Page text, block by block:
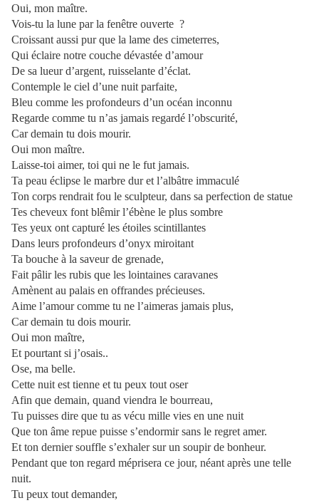
Oui, mon maître.
Vois-tu la lune par la fenêtre ouverte ?
Croissant aussi pur que la lame des cimeterres,
Qui éclaire notre couche dévastée d’amour
De sa lueur d’argent, ruisselante d’éclat.
Contemple le ciel d’une nuit parfaite,
Bleu comme les profondeurs d’un océan inconnu
Regarde comme tu n’as jamais regardé l’obscurité,
Car demain tu dois mourir.
Oui mon maître.
Laisse-toi aimer, toi qui ne le fut jamais.
Ta peau éclipse le marbre dur et l’albâtre immaculé
Ton corps rendrait fou le sculpteur, dans sa perfection de statue
Tes cheveux font blêmir l’ébène le plus sombre
Tes yeux ont capturé les étoiles scintillantes
Dans leurs profondeurs d’onyx miroitant
Ta bouche à la saveur de grenade,
Fait pâlir les rubis que les lointaines caravanes
Amènent au palais en offrandes précieuses.
Aime l’amour comme tu ne l’aimeras jamais plus,
Car demain tu dois mourir.
Oui mon maître,
Et pourtant si j’osais..
Ose, ma belle.
Cette nuit est tienne et tu peux tout oser
Afin que demain, quand viendra le bourreau,
Tu puisses dire que tu as vécu mille vies en une nuit
Que ton âme repue puisse s’endormir sans le regret amer.
Et ton dernier souffle s’exhaler sur un soupir de bonheur.
Pendant que ton regard méprisera ce jour, néant après une telle
nuit.
Tu peux tout demander,